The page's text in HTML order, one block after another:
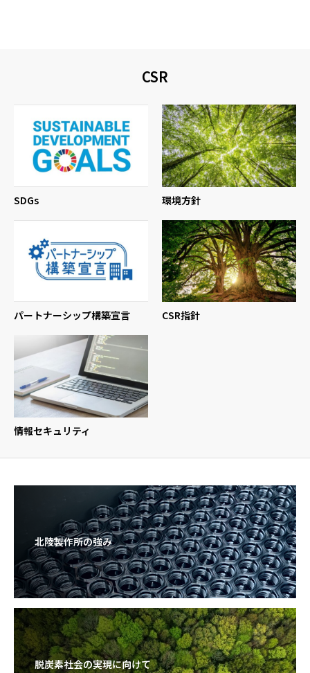
CSR
SDGs 環境方針
パートナーシップ構築宣言 CSR指針
情報セキュリティ
北陵製作所の強み
脱炭素社会の実現に向けて